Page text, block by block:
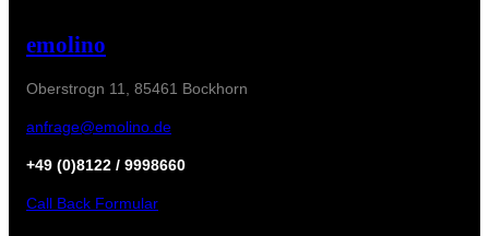
emolino
Oberstrogn 11, 85461 Bockhorn
anfrage@emolino.de
+49 (0)8122 / 9998660
Call Back Formular